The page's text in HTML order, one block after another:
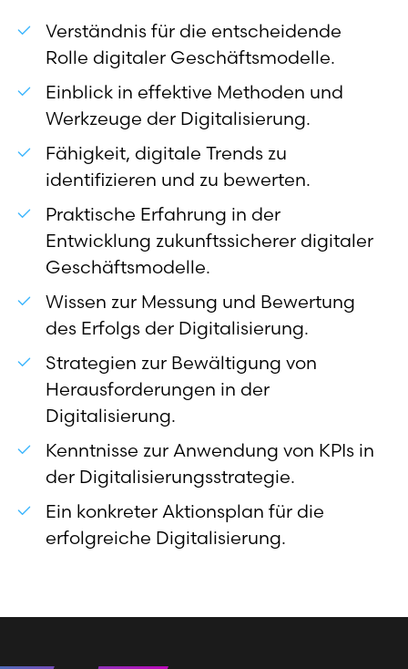
Verständnis für die entscheidende
Rolle digitaler Geschäftsmodelle.
Einblick in effektive Methoden und
Werkzeuge der Digitalisierung.
Fähigkeit, digitale Trends zu
identifizieren und zu bewerten.
Praktische Erfahrung in der
Entwicklung zukunftssicherer digitaler
Geschäftsmodelle.
Wissen zur Messung und Bewertung
des Erfolgs der Digitalisierung.
Strategien zur Bewältigung von
Herausforderungen in der
Digitalisierung.
Kenntnisse zur Anwendung von KPIs in
der Digitalisierungsstrategie.
Ein konkreter Aktionsplan für die
erfolgreiche Digitalisierung.